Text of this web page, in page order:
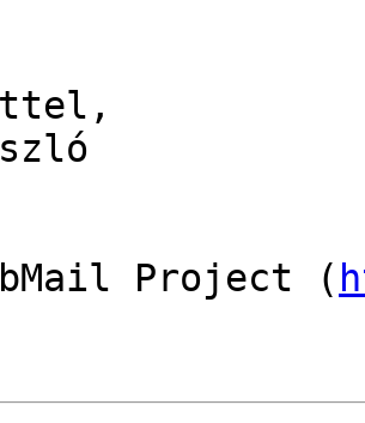
Project (